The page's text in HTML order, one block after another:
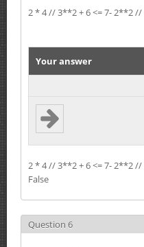
2 * 4 // 3**2 + 6 <= 7- 2**2 //
Your answer
2 * 4 // 3**2 + 6 <= 7- 2**2 //
False
Question 6